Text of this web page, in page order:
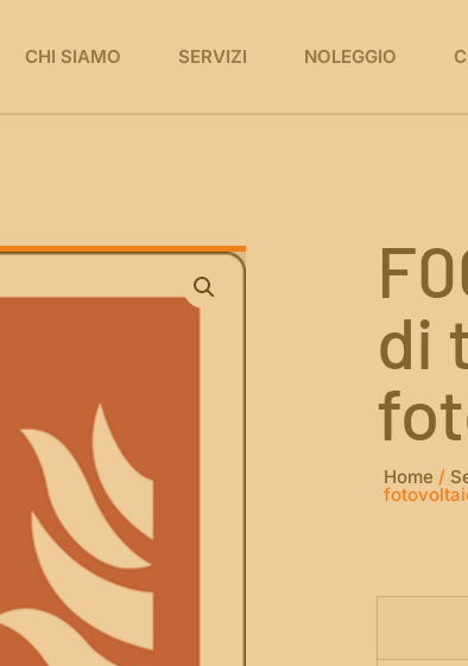
CHI SIAMO SERVIZI NOLEGGIO
di
Home /